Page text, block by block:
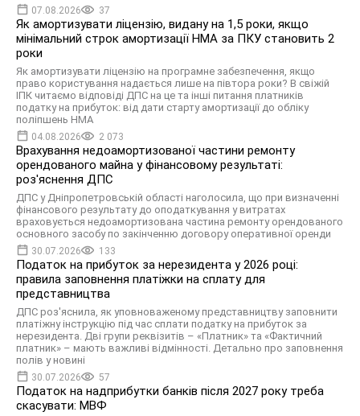
07.08.2026 37
Як амортизувати ліцензію, видану на 1,5 роки, якщо
мінімальний строк амортизації НМА за ПКУ становить 2
роки
Як амортизувати ліцензію на програмне забезпечення, якщо
право користування надається лише на півтора роки? В свіжій
ІПК читаємо відповіді ДПС на це та інші питання платників
податку на прибуток: від дати старту амортизації до обліку
поліпшень НМА
04.08.2026 2 073
Врахування недоамортизованої частини ремонту
орендованого майна у фінансовому результаті:
роз'яснення ДПС
ДПС у Дніпропетровській області наголосила, що при визначенні
фінансового результату до оподаткування у витратах
враховується недоамортизована частина ремонту орендованого
основного засобу по закінченню договору оперативної оренди
30.07.2026 133
Податок на прибуток за нерезидента у 2026 році:
правила заповнення платіжки на сплату для
представництва
ДПС роз'яснила, як уповноваженому представництву заповнити
платіжну інструкцію під час сплати податку на прибуток за
нерезидента. Дві групи реквізитів – «Платник» та «Фактичний
платник» – мають важливі відмінності. Детально про заповнення
полів у новині
30.07.2026 57
Податок на надприбутки банків після 2027 року треба
скасувати: МВФ